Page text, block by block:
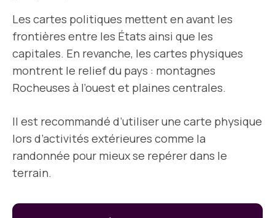
Les cartes politiques mettent en avant les
frontières entre les États ainsi que les
capitales. En revanche, les cartes physiques
montrent le relief du pays : montagnes
Rocheuses à l’ouest et plaines centrales.
Il est recommandé d’utiliser une carte physique
lors d’activités extérieures comme la
randonnée pour mieux se repérer dans le
terrain.